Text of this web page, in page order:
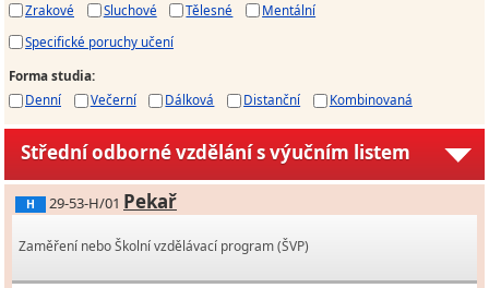
Zrakové
Sluchové Tělesné
Mentální
Specifické poruchy učení
Forma studia:
Denní
Večerní Dálková Distanční Kombinovaná
Střední odborné vzdělání s výučním listem
H 29-53-H/01 Pekař
Zaměření nebo Školní vzdělávací program (ŠVP)